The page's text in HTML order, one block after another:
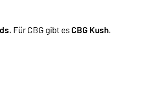
. Für CBG gibt es CBG Kush.